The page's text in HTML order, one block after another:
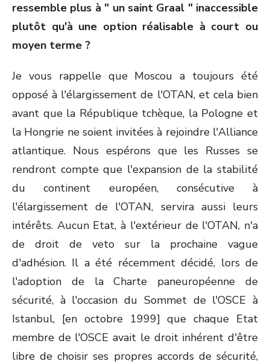
ressemble plus à " un saint Graal " inaccessible
plutôt qu'à une option réalisable à court ou
moyen terme ?
Je vous rappelle que Moscou a toujours été
opposé à l'élargissement de l'OTAN, et cela bien
avant que la République tchèque, la Pologne et
la Hongrie ne soient invitées à rejoindre l'Alliance
atlantique. Nous espérons que les Russes se
rendront compte que l'expansion de la stabilité
du continent européen, consécutive à
l'élargissement de l'OTAN, servira aussi leurs
intérêts. Aucun Etat, à l'extérieur de l'OTAN, n'a
de droit de veto sur la prochaine vague
d'adhésion. Il a été récemment décidé, lors de
l'adoption de la Charte paneuropéenne de
sécurité, à l'occasion du Sommet de l'OSCE à
Istanbul, [en octobre 1999] que chaque Etat
membre de l'OSCE avait le droit inhérent d'être
libre de choisir ses propres accords de sécurité,